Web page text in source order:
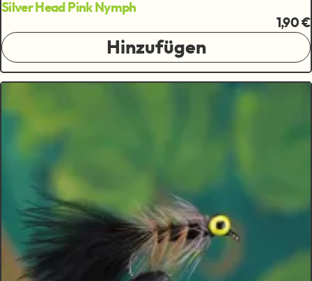
Silver Head Pink Nymph
1,90 €
Hinzufügen